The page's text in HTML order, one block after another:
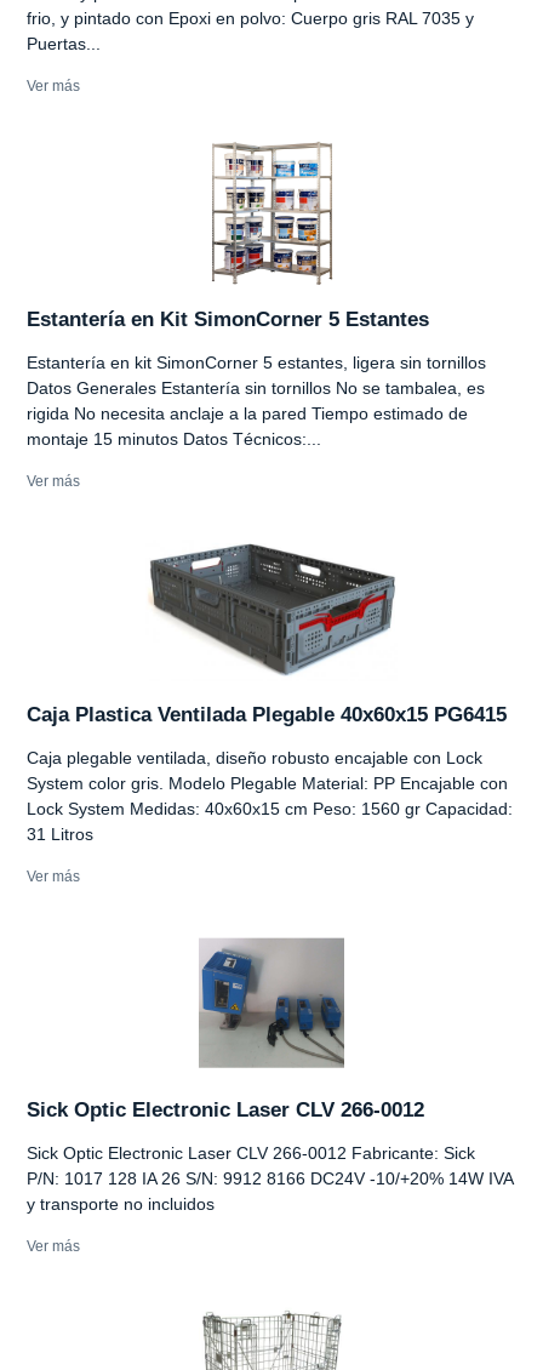
frio, y pintado con Epoxi en polvo: Cuerpo gris RAL 7035 y
Puertas...
Ver más
Estantería en Kit SimonCorner 5 Estantes
Estantería en kit SimonCorner 5 estantes, ligera sin tornillos
Datos Generales Estantería sin tornillos No se tambalea, es
rigida No necesita anclaje a la pared Tiempo estimado de
montaje 15 minutos Datos Técnicos:...
Ver más
Caja Plastica Ventilada Plegable 40x60x15 PG6415
Caja plegable ventilada, diseño robusto encajable con Lock
System color gris. Modelo Plegable Material: PP Encajable con
Lock System Medidas: 40x60x15 cm Peso: 1560 gr Capacidad:
31 Litros
Ver más
Sick Optic Electronic Laser CLV 266-0012
Sick Optic Electronic Laser CLV 266-0012 Fabricante: Sick
P/N: 1017 128 IA 26 S/N: 9912 8166 DC24V -10/+20% 14W IVA
y transporte no incluidos
Ver más